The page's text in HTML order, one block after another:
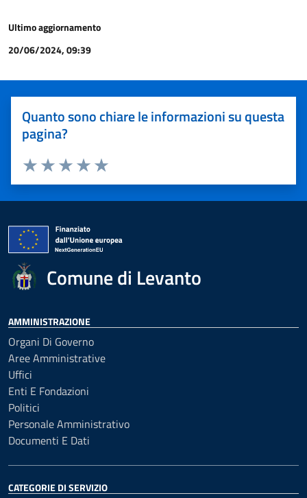
Ultimo aggiornamento
20/06/2024, 09:39
Quanto sono chiare le informazioni su questa
pagina?
Valuta 5 stelle su 5
Valuta 4 stelle su 5
Valuta 3 stelle su 5
Valuta 2 stelle su 5
Valuta 1 stelle su 5
Comune di Levanto
AMMINISTRAZIONE
Organi Di Governo
Aree Amministrative
Uffici
Enti E Fondazioni
Politici
Personale Amministrativo
Documenti E Dati
CATEGORIE DI SERVIZIO